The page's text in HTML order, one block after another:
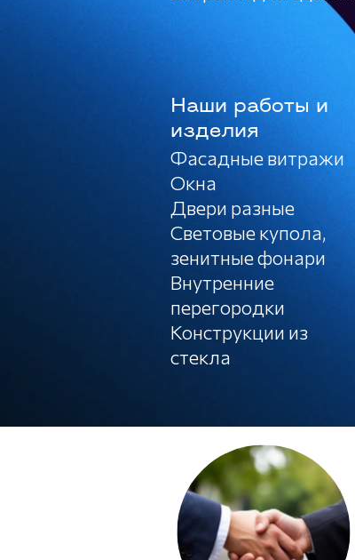
Наши работы и
изделия
Фасадные витражи
Окна
Двери разные
Световые купола,
зенитные фонари
Внутренние
перегородки
Конструкции из
стекла